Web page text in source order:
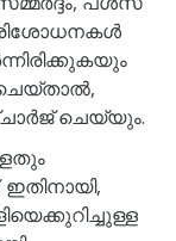
ചെയ്യും.